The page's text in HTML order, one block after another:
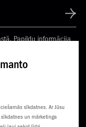
sīkdatnes. Ar Jūsu
un mārketinga
Papildu informācija
ČEMPIONĀTS